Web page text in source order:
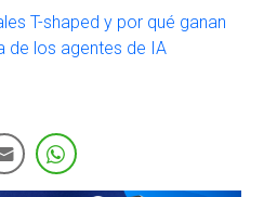
T-shaped y por qué ganan
de los agentes de IA